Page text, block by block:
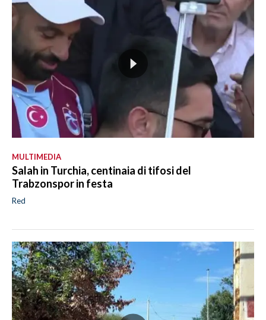
MULTIMEDIA
Salah in Turchia, centinaia di tifosi del
Trabzonspor in festa
Red